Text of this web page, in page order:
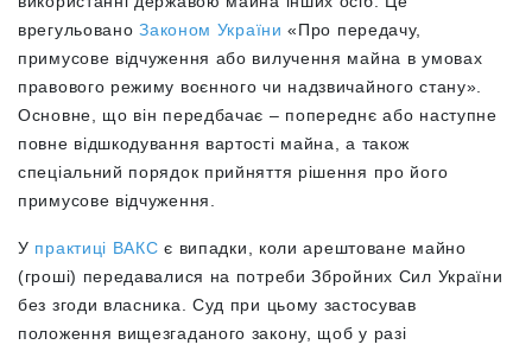
врегульованоЗаконом України «Про передачу,
примусове відчуження або вилучення майна в умовах
правового режиму воєнного чи надзвичайного стану».
Основне, що він передбачає – попереднє або наступне
повне відшкодування вартості майна, а також
спеціальний порядок прийняття рішення про його
примусове відчуження.
У практиці ВАКС є випадки, коли арештоване майно
(гроші) передавалися на потреби Збройних Сил України
без згоди власника. Суд при цьому застосував
положення вищезгаданого закону, щоб у разі